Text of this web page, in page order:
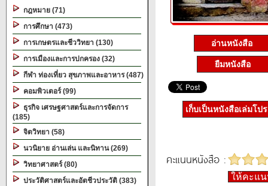
กฎหมาย (71)
การศึกษา (473)
การเกษตรและชีววิทยา (130)
การเมืองและการปกครอง (32)
กีฬา ท่องเที่ยว สุขภาพและอาหาร (487)
คอมพิวเตอร์ (99)
ธุรกิจ เศรษฐศาสตร์และการจัดการ
(185)
จิตวิทยา (58)
นวนิยาย อ่านเล่น และนิทาน (269)
วิทยาศาสตร์ (80)
ประวัติศาสตร์และอัตชีวประวัติ (383)
อ่านหนังสือ
ยืมหนังสือ
เก็บเป็นหนังสือเล่มโป
คะแนนหนังสือ :
ให้คะแ